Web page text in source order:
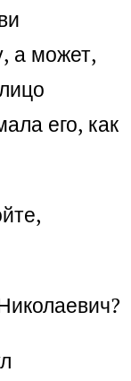
а может,
его, как